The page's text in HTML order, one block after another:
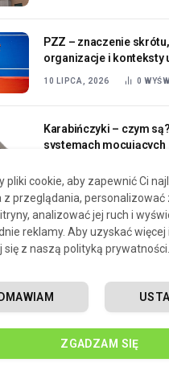
PZZ – znaczenie
organizacje i konteksty
10 LIPCA, 2026 0
Karabińczyki – czym
systemach mocujących
RÓWNIEŻ
pliki cookie, aby zapewnić Ci
z przeglądania,
analizować jej ruch i
reklamy. Aby uzyskać
się z naszą polityką prywatności.
ZGADZAM SIĘ